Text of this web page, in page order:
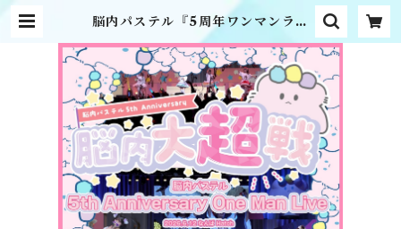
脳内パステル『5周年ワンマンライ
ブ〜脳内大超戦〜』ライブ映像ダウ
ンロード版 | MME official onli
ne shop